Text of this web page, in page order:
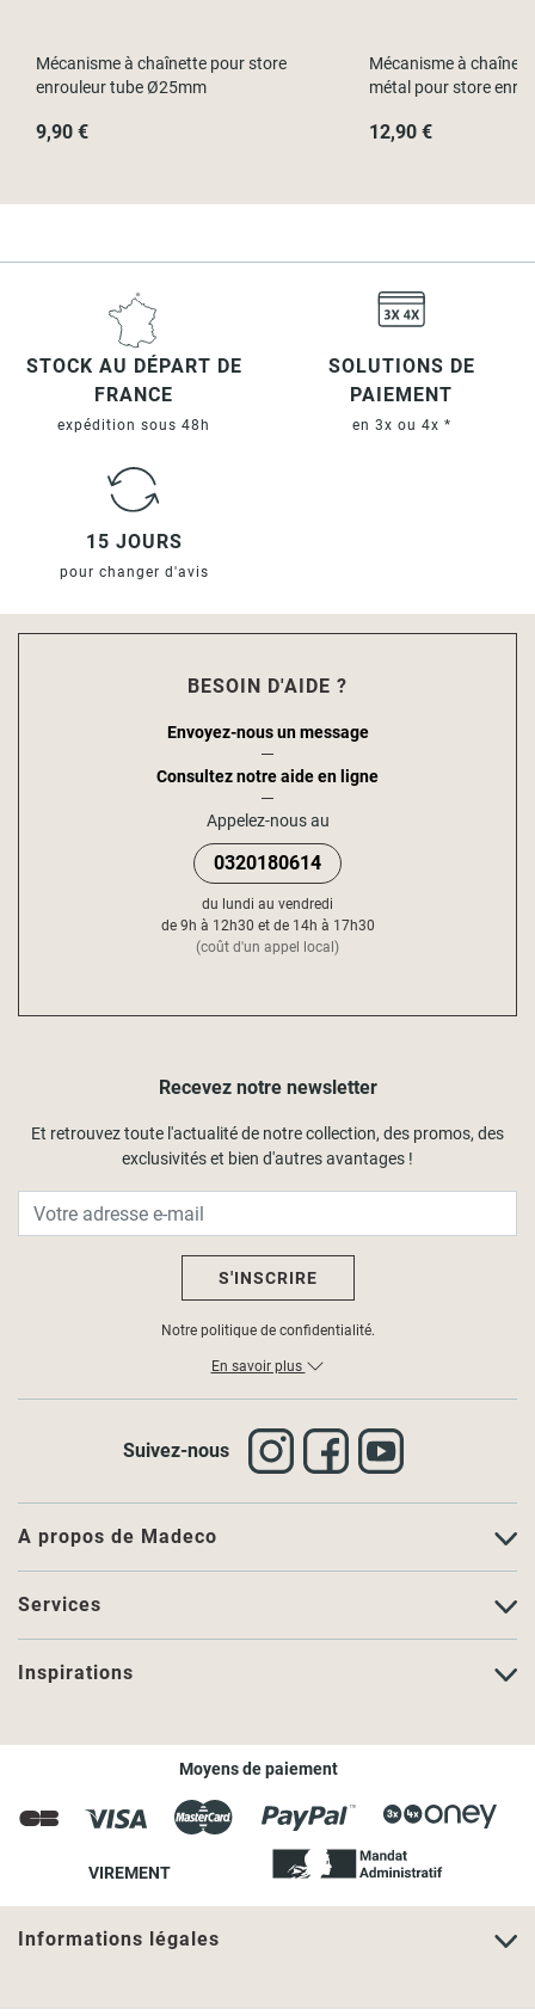
Mécanisme à chaînette pour store
enrouleur tube Ø25mm
9,90 €
Mécanisme à
métal pour store
12,90 €
STOCK AU DÉPART DE
FRANCE
expédition sous 48h
SOLUTIONS DE
PAIEMENT
en 3x ou 4x *
15 JOURS
pour changer d'avis
A propos de Madeco
Services
Inspirations
Recevez notre newsletter
Et retrouvez toute l'actualité de notre collection, des promos, des
exclusivités et bien d'autres avantages !
S'INSCRIRE
Notre politique de confidentialité.
En savoir plus
Suivez-nous
BESOIN D'AIDE ?
Envoyez-nous un message
Consultez notre aide en ligne
Appelez-nous au
0320180614
du lundi au vendredi
de 9h à 12h30 et de 14h à 17h30
(coût d'un appel local)
Moyens de paiement
VIREMENT
Informations légales